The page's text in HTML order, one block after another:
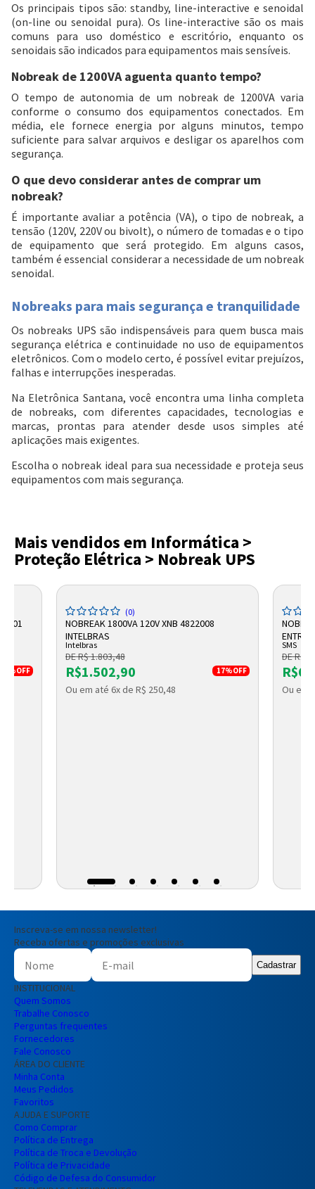
Os principais tipos são: standby, line-interactive e senoidal
(on-line ou senoidal pura). Os line-interactive são os mais
comuns para uso doméstico e escritório, enquanto os
senoidais são indicados para equipamentos mais sensíveis.
Nobreak de 1200VA aguenta quanto tempo?
O tempo de autonomia de um nobreak de 1200VA varia
conforme o consumo dos equipamentos conectados. Em
média, ele fornece energia por alguns minutos, tempo
suficiente para salvar arquivos e desligar os aparelhos com
segurança.
O que devo considerar antes de comprar um
nobreak?
É importante avaliar a potência (VA), o tipo de nobreak, a
tensão (120V, 220V ou bivolt), o número de tomadas e o tipo
de equipamento que será protegido. Em alguns casos,
também é essencial considerar a necessidade de um nobreak
senoidal.
Nobreaks para mais segurança e tranquilidade
Os nobreaks UPS são indispensáveis para quem busca mais
segurança elétrica e continuidade no uso de equipamentos
eletrônicos. Com o modelo certo, é possível evitar prejuízos,
falhas e interrupções inesperadas.
Na Eletrônica Santana, você encontra uma linha completa
de nobreaks, com diferentes capacidades, tecnologias e
marcas, prontas para atender desde usos simples até
aplicações mais exigentes.
Escolha o nobreak ideal para sua necessidade e proteja seus
equipamentos com mais segurança.
Mais vendidos em Informática >
Proteção Elétrica > Nobreak UPS
17%OFF
(0)
NOBREAK 1800VA 120V XNB 4822008
INTELBRAS
Intelbras
DE R$ 1.803,48
R$1.502,90 17%OFF
Ou em até 6x de R$ 250,48
29202
SMS
DE R$
Ou em
Inscreva-se em nossa newsletter!
Receba ofertas e promoções exclusivas
Cadastrar
INSTITUCIONAL
Quem Somos
Trabalhe Conosco
Perguntas frequentes
Fornecedores
Fale Conosco
ÁREA DO CLIENTE
Minha Conta
Meus Pedidos
Favoritos
AJUDA E SUPORTE
Como Comprar
Política de Entrega
Política de Troca e Devolução
Política de Privacidade
Código de Defesa do Consumidor